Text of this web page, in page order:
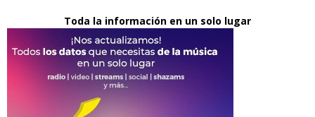
Toda la información en un solo lugar